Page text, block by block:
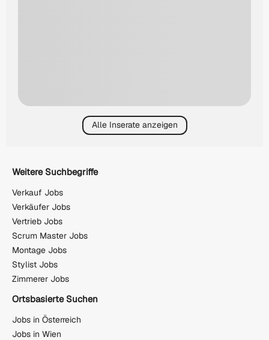
Alle Inserate anzeigen
Weitere Suchbegriffe
Verkauf Jobs
Verkäufer Jobs
Vertrieb Jobs
Scrum Master Jobs
Montage Jobs
Stylist Jobs
Zimmerer Jobs
Ortsbasierte Suchen
Jobs in Österreich
Jobs in Wien